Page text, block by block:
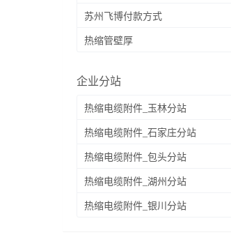
苏州飞博付款方式
热缩管壁厚
企业分站
热缩电缆附件_玉林分站
热缩电缆附件_石家庄分站
热缩电缆附件_包头分站
热缩电缆附件_湖州分站
热缩电缆附件_银川分站